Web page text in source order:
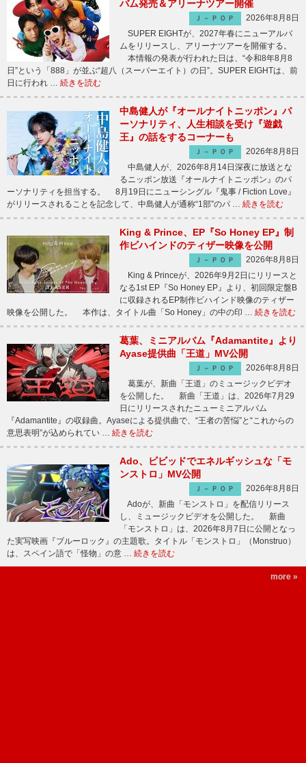
バム発売＆アリーナツアー開催
Ｊ－ＰＯＰ
2026年8月8日
SUPER EIGHTが、2027年春にニューアルバ
ムをリリースし、アリーナツアーを開催する。
本情報の発表が行われた日は、“令和8年8月8
日”という「888」が並ぶ“超八（スーパーエイト）の日”。SUPER EIGHTは、前
日に行われ … 続きを読む
中島健人が『オールナイトニッポン』パ
ーソナリティ、人生相談を受け『遊戯
王』の話をするコーナーも
Ｊ－ＰＯＰ
2026年8月8日
中島健人が、2026年8月14日深夜に放送とな
るニッポン放送『オールナイトニッポン』のパ
ーソナリティを担当する。 8月19日にニューシングル『鬼事 / Fiction Love』
がリリースされることを記念して、中島健人が通称“1部”のパ … 続きを読む
King & Prince、EP『So Honey EP』制
作ビハインドのティザー映像を公開
Ｊ－ＰＯＰ
2026年8月8日
King & Princeが、2026年9月2日にリリースと
なる1st EP『So Honey EP』より、初回限定盤B
に収録されるEP制作ビハインド映像のティザー
映像を公開した。 本作は、タイトル曲「So Honey」の中の印 … 続きを読む
葛葉、ミニアルバム『Adamantite』より
Ayase提供曲「王道」MV公開
Ｊ－ＰＯＰ
2026年8月8日
葛葉が、新曲「王道」のミュージックビデオ
を公開した。 新曲「王道」は、2026年7月29
日にリリースされたニューミニアルバム
『Adamantite』の収録曲。Ayaseによる提供曲で、“王者の苦悩”と“これからの
意思表明”が込められてい … 続きを読む
Ado、ビビッドでエネルギッシュな「モ
ンストロ」MV公開
Ｊ－ＰＯＰ
2026年8月8日
Adoが、新曲「モンストロ」を配信リリース
し、ミュージックビデオを公開した。 新曲
「モンストロ」は、2026年8月7日に公開となっ
た実写映画『ブルーロック』の主題歌。タイトル「モンストロ」（Monstruo）
は、スペイン語で「怪物」の意 … 続きを読む
more »